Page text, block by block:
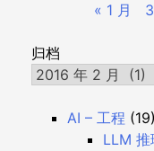
« 1 月
归档
AI – 工程 (19)
LLM 推